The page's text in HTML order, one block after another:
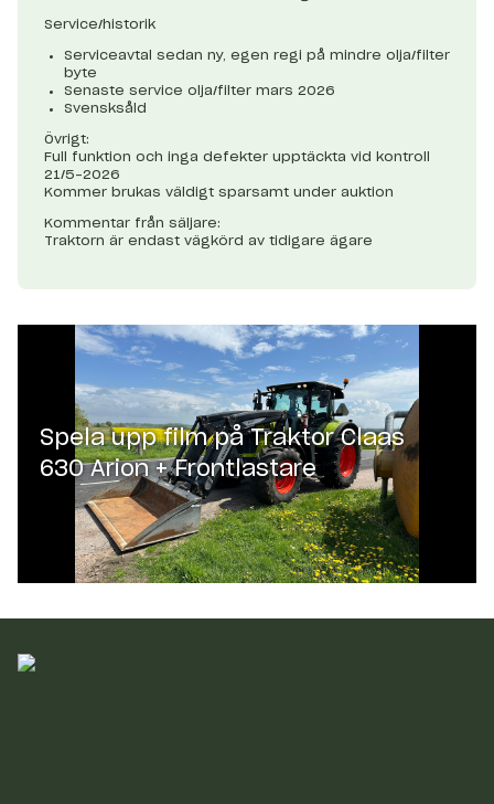
Service/historik
Serviceavtal sedan ny, egen regi på mindre olja/filter
byte
Senaste service olja/filter mars 2026
Svensksåld
Övrigt:
Full funktion och inga defekter upptäckta vid kontroll
21/5-2026
Kommer brukas väldigt sparsamt under auktion
Kommentar från säljare:
Traktorn är endast vägkörd av tidigare ägare
Spela upp film påTraktor Claas
630 Arion + Frontlastare